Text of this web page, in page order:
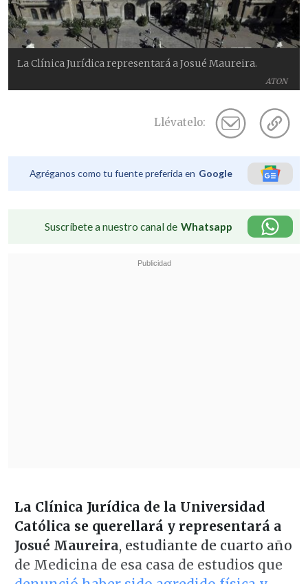
ATON
La Clínica Jurídica representará a Josué Maureira.
Llévatelo:
Agréganos como tu fuente preferida en Google
Suscríbete a nuestro canal de Whatsapp
La Clínica Jurídica de la Universidad
Católica se querellará y representará a
Josué Maureira, estudiante de cuarto año
de Medicina de esa casa de estudios que